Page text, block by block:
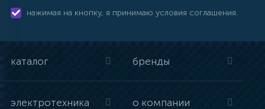
нажимая на кнопку, я принимаю условия соглашения.
каталог бренды
электротехника о компании